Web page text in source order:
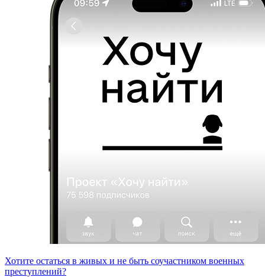
Хотите остаться в живых и не быть соучастником военных
преступлений?